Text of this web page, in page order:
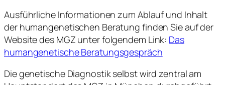
Ausführliche Informationen zum Ablauf und Inhalt
der humangenetischen Beratung finden Sie auf der
Website des MGZ unter folgendem Link: Das
humangenetische Beratungsgespräch
Die genetische Diagnostik selbst wird zentral am